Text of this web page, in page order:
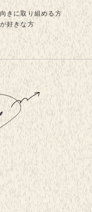
きに取り組める方
好きな方